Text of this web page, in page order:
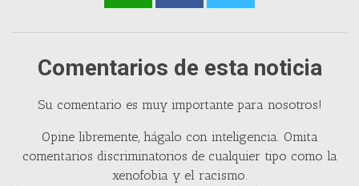
Comentarios de esta noticia
Su comentario es muy importante para nosotros!
Opine libremente, hágalo con inteligencia. Omita
comentarios discriminatorios de cualquier tipo como la
xenofobia y el racismo.